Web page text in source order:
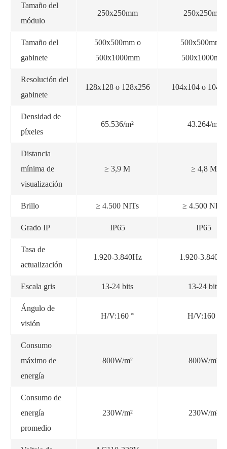
Tamaño del
módulo
250x250mm 250x250mm
Tamaño del
gabinete
500x500mm o
500x1000mm
500x500mm o
500x1000mm
Resolución del
gabinete
128x128 o 128x256 104x104 o
Densidad de
píxeles
65.536/m² 43.264/m²
Distancia
mínima de
visualización
≥ 3,9 M ≥ 4,8 M
Brillo ≥ 4.500 NITs ≥ 4.500 NITs
Grado IP IP65 IP65
Tasa de
actualización
1.920-3.840Hz 1.920-
Escala gris 13-24 bits 13-24 bits
Ángulo de
visión
H/V:160 ° H/V:160 °
Consumo
máximo de
energía
800W/m² 800W/m²
Consumo de
energía
promedio
230W/m² 230W/m²